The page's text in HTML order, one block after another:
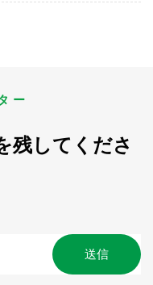
ー
残してくださ